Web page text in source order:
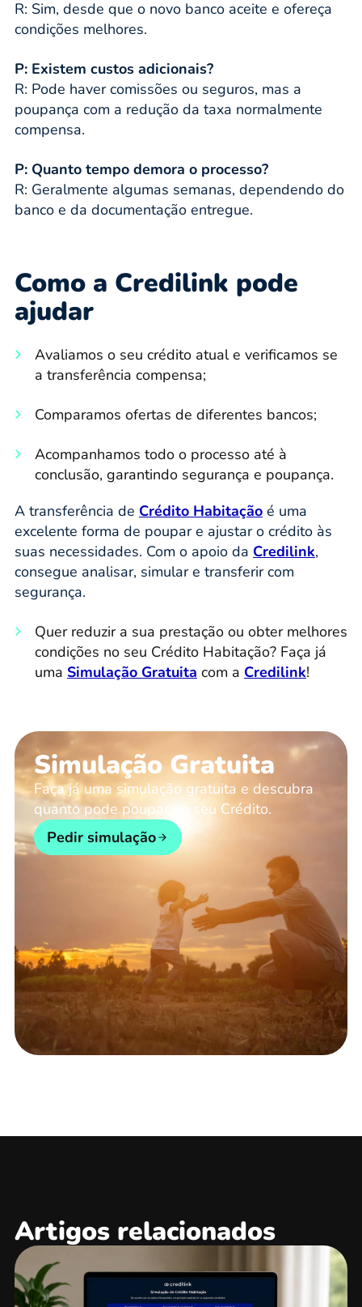
R: Sim, desde que o novo banco aceite e ofereça
condições melhores.
P: Existem custos adicionais?
R: Pode haver comissões ou seguros, mas a
poupança com a redução da taxa normalmente
compensa.
P: Quanto tempo demora o processo?
R: Geralmente algumas semanas, dependendo do
banco e da documentação entregue.
Como a Credilink pode
ajudar
Avaliamos o seu crédito atual e verificamos se
a transferência compensa;
Comparamos ofertas de diferentes bancos;
Acompanhamos todo o processo até à
conclusão, garantindo segurança e poupança.
A transferência de Crédito Habitação é uma
excelente forma de poupar e ajustar o crédito às
suas necessidades. Com o apoio da Credilink,
consegue analisar, simular e transferir com
segurança.
Quer reduzir a sua prestação ou obter melhores
condições no seu Crédito Habitação? Faça já
uma Simulação Gratuita com a Credilink!
Simulação Gratuita
Faça já uma simulação gratuita e descubra
quanto pode poupar no seu Crédito.
Pedir simulação
Artigos relacionados